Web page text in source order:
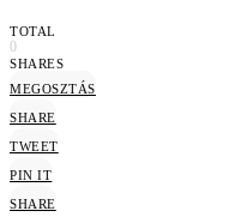
TOTAL
0
SHARES
MEGOSZTÁS
SHARE
TWEET
PIN IT
SHARE